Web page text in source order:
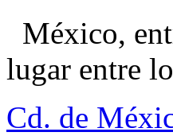
México,
lugar entre
Cd. de